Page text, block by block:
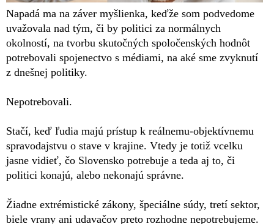
Napadá ma na záver myšlienka, keďže som podvedome
uvažovala nad tým, či by politici za normálnych
okolností, na tvorbu skutočných spoločenských hodnôt
potrebovali spojenectvo s médiami, na aké sme zvyknutí
z dnešnej politiky.
Nepotrebovali.
Stačí, keď ľudia majú prístup k reálnemu-objektívnemu
spravodajstvu o stave v krajine. Vtedy je totiž vcelku
jasne vidieť, čo Slovensko potrebuje a teda aj to, či
politici konajú, alebo nekonajú správne.
Žiadne extrémistické zákony, špeciálne súdy, tretí sektor,
biele vrany ani udavačov preto rozhodne nepotrebujeme.